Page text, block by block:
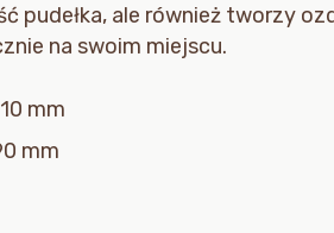
pudełka, ale również tworzy
na swoim miejscu.
mm
mm